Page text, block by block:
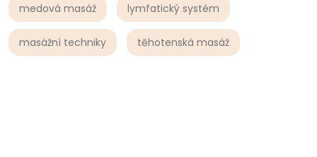
medová masáž lymfatický systém
masážní techniky těhotenská masáž